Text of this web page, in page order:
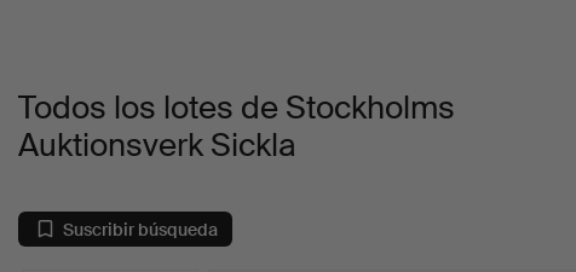
Todos los lotes de Stockholms
Auktionsverk Sickla
Suscribir búsqueda